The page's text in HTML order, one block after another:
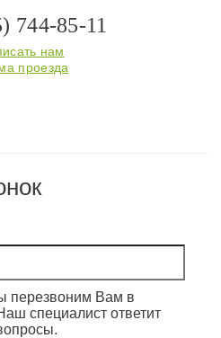
744-85-11
нам
проезда
перезвоним Вам в
специалист ответит